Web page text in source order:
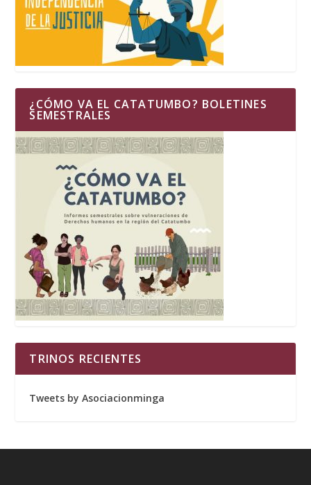
¿CÓMO VA EL CATATUMBO? BOLETINES
SEMESTRALES
TRINOS RECIENTES
Tweets by Asociacionminga